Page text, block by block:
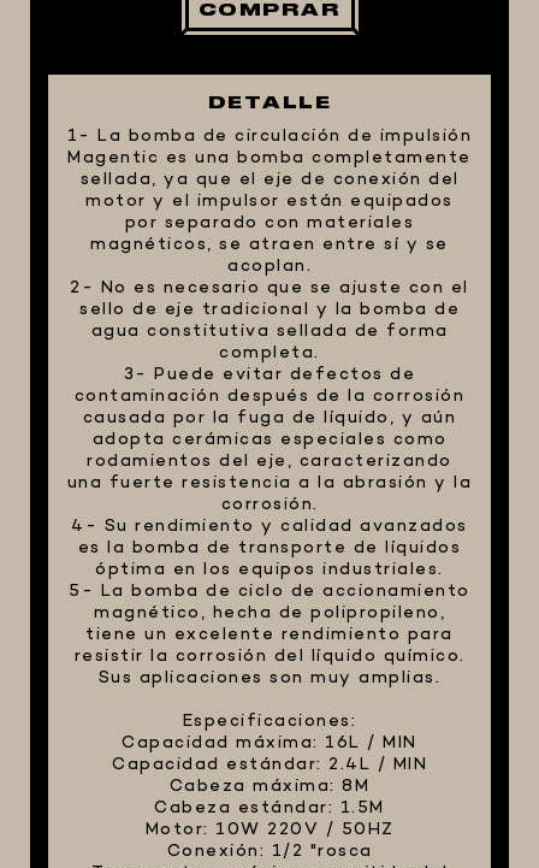
HORNOS PORTÁTILES PIZZA
NAPOLETANA
MASA MADRE
HARINAS ITALIANAS
HARINAS ARGENTINAS
CAFETERAS Y AFINES
PARRILLA
MERCHANDISING
COMPRAR
DETALLE
1- La bomba de circulación de impulsión
Magentic es una bomba completamente
sellada, ya que el eje de conexión del
motor y el impulsor están equipados
por separado con materiales
magnéticos, se atraen entre sí y se
acoplan.
2- No es necesario que se ajuste con el
sello de eje tradicional y la bomba de
agua constitutiva sellada de forma
completa.
3- Puede evitar defectos de
contaminación después de la corrosión
causada por la fuga de líquido, y aún
adopta cerámicas especiales como
rodamientos del eje, caracterizando
una fuerte resistencia a la abrasión y la
corrosión.
4- Su rendimiento y calidad avanzados
es la bomba de transporte de líquidos
óptima en los equipos industriales.
5- La bomba de ciclo de accionamiento
magnético, hecha de polipropileno,
tiene un excelente rendimiento para
resistir la corrosión del líquido químico.
Sus aplicaciones son muy amplias.
Especificaciones:
Capacidad máxima: 16L / MIN
Capacidad estándar: 2.4L / MIN
Cabeza máxima: 8M
Cabeza estándar: 1.5M
Motor: 10W 220V / 50HZ
Conexión: 1/2 "rosca